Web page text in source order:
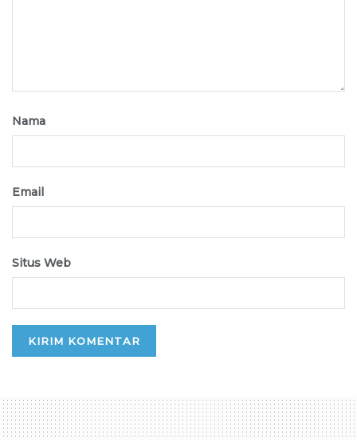
Nama
Email
Situs Web